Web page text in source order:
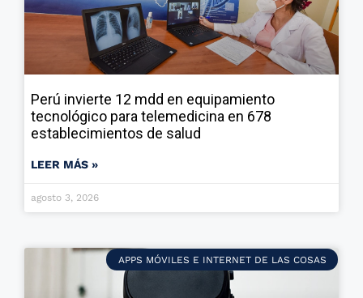
Perú invierte 12 mdd en equipamiento
tecnológico para telemedicina en 678
establecimientos de salud
LEER MÁS »
agosto 3, 2026
APPS MÓVILES E INTERNET DE LAS COSAS